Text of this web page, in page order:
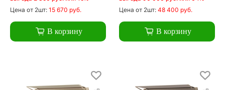
Цена от 2шт: 15 670 руб.
В корзину
Цена от 2шт: 48 400 руб.
В корзину